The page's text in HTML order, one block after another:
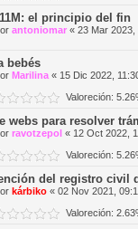
el principio del fin
antoniomar « 23 Mar 2023,
bebés
Marilina « 15 Dic 2022,
Valoreción:
webs para resolver
ravotzepol « 12 Oct 2022,
Valoreción:
del registro civil
kárbiko « 02 Nov 2021,
Valoreción: